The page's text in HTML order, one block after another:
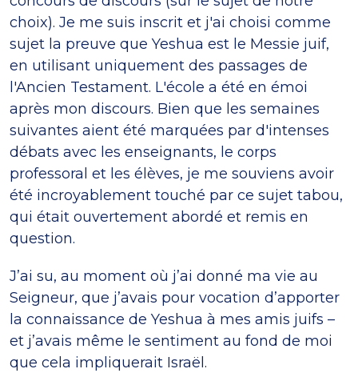
choix). Je me suis inscrit et j'ai choisi comme
sujet la preuve que Yeshua est le Messie juif,
en utilisant uniquement des passages de
l'Ancien Testament. L'école a été en émoi
après mon discours. Bien que les semaines
suivantes aient été marquées par d'intenses
débats avec les enseignants, le corps
professoral et les élèves, je me souviens avoir
été incroyablement touché par ce sujet tabou,
qui était ouvertement abordé et remis en
question.
J’ai su, au moment où j’ai donné ma vie au
Seigneur, que j’avais pour vocation d’apporter
la connaissance de Yeshua à mes amis juifs –
et j’avais même le sentiment au fond de moi
que cela impliquerait Israël.